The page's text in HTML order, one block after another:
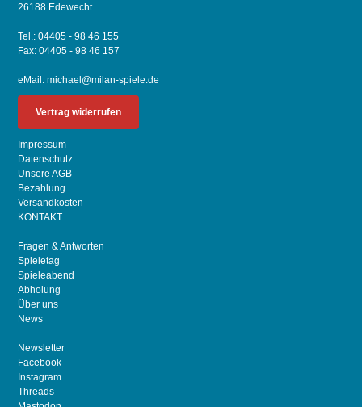
26188 Edewecht
Tel.: 04405 - 98 46 155
Fax: 04405 - 98 46 157
eMail:michael@milan-spiele.de
Vertrag widerrufen
Impressum
Datenschutz
Unsere AGB
Bezahlung
Versandkosten
KONTAKT
Fragen & Antworten
Spieletag
Spieleabend
Abholung
Über uns
News
Newsletter
Facebook
Instagram
Threads